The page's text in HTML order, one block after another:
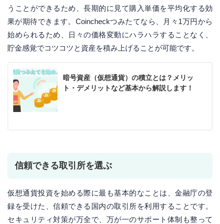
うことができるため、長期的に見て購入単価を平均化する効
果が期待できます。Coincheckつみたてなら、月々1万円から
始められるため、日々の価格変動にハラハラすることなく、
貯金感覚でコツコツと資産を積み上げることが可能です。
暗号資産（仮想通貨）の積立とは？メリッ
ト・デメリットなど基本から解説します！
信頼できる取引所を選ぶ
仮想通貨投資を始める際に最も基本的なことは、金融庁の登
録を受けた、信頼できる国内の取引所を利用することです。
セキュリティ対策が万全で、万が一のサポート体制も整って